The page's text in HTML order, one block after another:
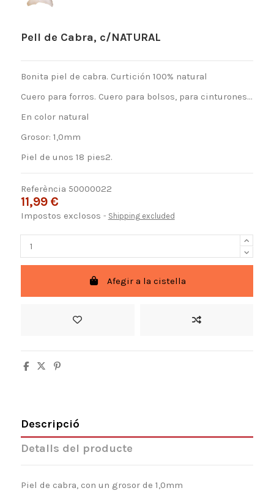
Pell de Cabra, c/NATURAL
Bonita piel de cabra. Curtición 100% natural
Cuero para forros. Cuero para bolsos, para cinturones...
En color natural
Grosor: 1,0mm
Piel de unos 18 pies2.
Referència 50000022
11,99 €
Impostos exclosos Shipping excluded
Afegir a la cistella
Descripció
Detalls del producte
Piel de cabra, con un grosor de 1,0mm